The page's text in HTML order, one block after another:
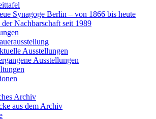
Synagoge Berlin – von 1866 bis heute
Nachbarschaft seit 1989
Ausstellungen
Ausstellungen
Archiv
aus dem Archiv